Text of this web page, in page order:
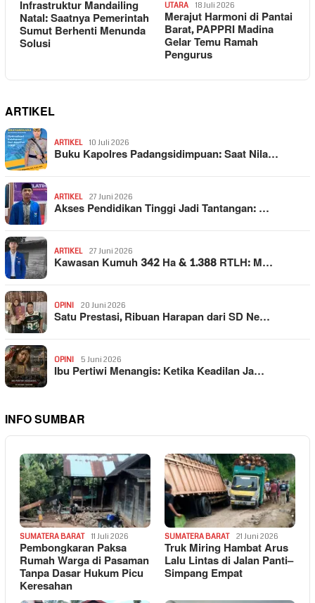
Infrastruktur Mandailing
Natal: Saatnya Pemerintah
Sumut Berhenti Menunda
Solusi
UTARA 18 Juli 2026
Merajut Harmoni di Pantai
Barat, PAPPRI Madina
Gelar Temu Ramah
Pengurus
ARTIKEL
ARTIKEL 10 Juli 2026
Buku Kapolres Padangsidimpuan: Saat Nila…
ARTIKEL 27 Juni 2026
Akses Pendidikan Tinggi Jadi Tantangan: …
ARTIKEL 27 Juni 2026
Kawasan Kumuh 342 Ha & 1.388 RTLH: M…
OPINI 20 Juni 2026
Satu Prestasi, Ribuan Harapan dari SD Ne…
OPINI 5 Juni 2026
Ibu Pertiwi Menangis: Ketika Keadilan Ja…
INFO SUMBAR
SUMATERA BARAT 11 Juli 2026
Pembongkaran Paksa
Rumah Warga di Pasaman
Tanpa Dasar Hukum Picu
Keresahan
SUMATERA BARAT 21 Juni 2026
Truk Miring Hambat Arus
Lalu Lintas di Jalan Panti–
Simpang Empat